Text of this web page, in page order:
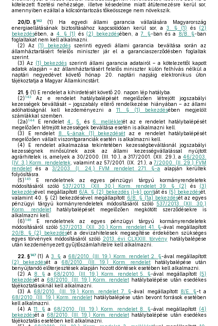
kötelezett fizetési nehézsége, illetve késedelme miatt átütemezésre kerül sor,
amennyiben ezáltal a kölcsöntartozás tőkeösszege nem növekszik.
20/D. §142 (1) Ha egyedi állami garancia vállalására Magyarország
energiaellátásának biztosításához kapcsolódóan kerül sor, a3. § (1) és (2)
bekezdésében, a 4. § (1) és (2) bekezdésében, a7. §-ban és a 8/B. §-ban
foglaltakat nem kell alkalmazni.
(2) Az (1) bekezdésszerinti egyedi állami garancia beváltása során az
államháztartásért felelős miniszter jár el a garanciaszerződésben foglaltak
szerint.
(3) Az (1) bekezdés szerinti állami garancia adatairól – a kötelezettől kapott
adatok alapján – az államháztartásért felelős miniszter külön felhívás nélkül a
naptári negyedévet követő hónap 20. naptári napjáig elektronikus úton
tájékoztatja a Magyar Államkincstárt.
21. § (1) E rendelet a kihirdetését követő 20. napon lép hatályba.
(2) 143
Az e rendelet hatálybalépését megelőzően létrejött jogszabályi
kezességek beváltását – jogszabály eltérő rendelkezése hiányában – az állami
adóhatóságnál kell kezdeményezni a 11. § (1) bekezdésében megjelölt
számlákkal szemben.
(2a) 144 E rendelet 4. ,5. és 6. mellékletét az e rendelet hatálybalépését
megelőzően létrejött kezességek beváltása esetén is alkalmazni kell.
(3) E rendelet 8. §-ának (1) bekezdését az e rendelet hatálybalépését
megelőzően vállalt viszontgaranciák esetén is alkalmazni kell.
(4) E rendelet alkalmazása tekintetében kezességbeváltásnál jogszabályi
kezességnek minősülnek azok az állami kezességvállalással nyújtott
agrárhitelek is, amelyek a 30/2000. (III. 10.), a 317/2001. (XII. 29.), a 46/2003.
(IV. 3.) Korm. rendeletek, valamint az 57/2001. (IX. 21.), a7/2000. (II. 29.) FVM
rendelet és a3/2003. (I. 24.) FVM rendelet 271. §-a
alapján kerültek
folyósításra.
(5) 145
E rendeletnek az egyes pénzügyi tárgyú kormányrendeletek
módosításáról szóló537/2013. (XII. 30.) Korm. rendelet 39. § (2) és (3)
bekezdésével megállapított 6/A. § (2) bekezdés j)–k) pontját és (5) bekezdését,
valamint 40. § (2) bekezdésével megállapított 6/B. § (1a) bekezdését az egyes
pénzügyi tárgyú kormányrendeletek módosításáról szóló 537/2013. (XII. 30.)
Korm. rendelethatálybalépését megelőzően megkötött szerződésekre is
alkalmazni kell.
(6) 146
E rendeletnek az egyes pénzügyi tárgyú kormányrendeletek
módosításáról szóló 537/2013. (XII. 30.) Korm. rendelet 41. §-ával megállapított
20/B. § (2) bekezdését a devizahitelesek megsegítése érdekében szükséges
egyes törvények módosításáról szóló 2013. évi CLXXIII. törvény hatálybalépése
után kezdeményezett gyűjtőszámlahitelre kell alkalmazni.
22. §147 (1) A 3. § a 68/2010. (III. 19.) Korm. rendelet 2. §-ával megállapított
(2) bekezdését a 68/2010. (III. 19.) Korm. rendelet hatálybalépése után
benyújtandó előterjesztések alapján hozott döntések esetében kell alkalmazni.
(2) A 8. § a 68/2010. (III. 19.) Korm. rendelet 5. §-ával megállapított (5)
bekezdését a 68/2010. (III. 19.) Korm. rendelet hatálybalépése után esedékes
tájékoztatásoknál kell alkalmazni.
(3) A 68/2010. (III. 19.) Korm. rendelet 7. §-ával megállapított 8/E. §-t a
68/2010. (III. 19.) Korm. rendelet hatálybalépése után bevont források esetében
kell alkalmazni.
(4) A11. § a 68/2010. (III. 19.) Korm. rendelet 8. §-ával megállapított (4)
bekezdését a 68/2010. (III. 19.) Korm. rendelet hatálybalépése után esedékes
tájékoztatás esetében kell alkalmazni.